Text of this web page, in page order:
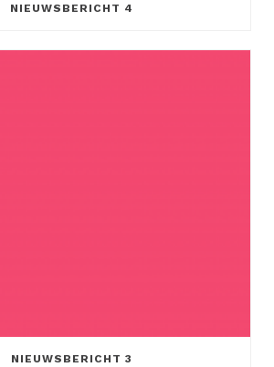
NIEUWSBERICHT 4
NIEUWSBERICHT 3